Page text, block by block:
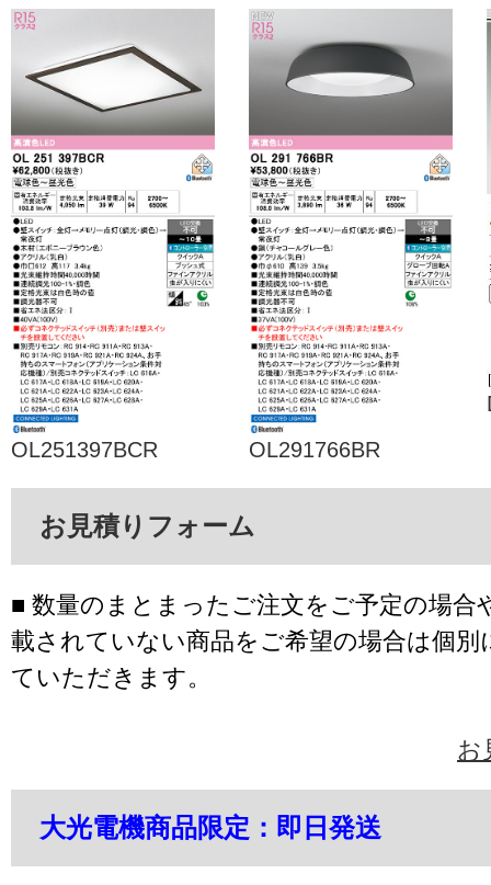
OL251397BCR OL291766BR
お見積りフォーム
■ 数量のまとまったご注文をご予定の場合
載されていない商品をご希望の場合は個別
ていただきます。
お
大光電機商品限定：即日発送